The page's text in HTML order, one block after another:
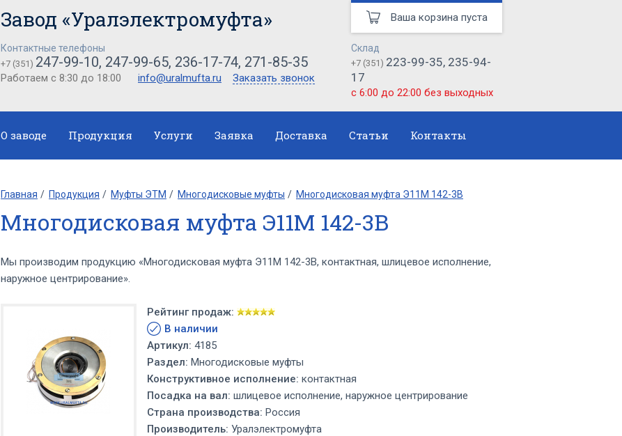
Завод «Уралэлектромуфта»
Контактные телефоны
+7 (351) 247-99-10, 247-99-65, 236-17-74, 271-85-35
Работаем с 8:30 до 18:00 info@uralmufta.ru Заказать звонок
Склад
+7 (351) 223-99-35, 235-94-
17
с 6:00 до 22:00 без выходных
Ваша корзина пуста
О заводе Продукция Услуги Заявка Доставка Статьи Контакты
Главная Продукция Муфты ЭТМ Многодисковые муфты Многодисковая муфта Э11М 142-3В
Многодисковая муфта Э11М 142-3В
Мы производим продукцию «Многодисковая муфта Э11М 142-3В, контактная, шлицевое исполнение,
наружное центрирование».
Рейтинг продаж:
В наличии
Артикул: 4185
Раздел: Многодисковые муфты
Конструктивное исполнение: контактная
Посадка на вал: шлицевое исполнение, наружное центрирование
Страна производства: Россия
Производитель: Уралэлектромуфта